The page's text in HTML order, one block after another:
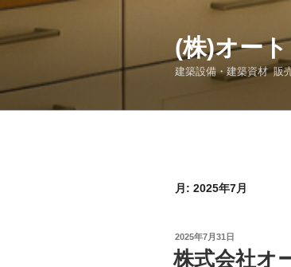
コ
テ
(株)オー
建築設備・建築資材 販
月: 2025年7月
投
稿
日:
2025年7月31日
株式会社オ